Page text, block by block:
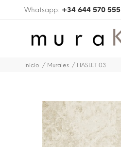
Whatsapp: +34 644 570 555
Inicio Murales HASLET 03